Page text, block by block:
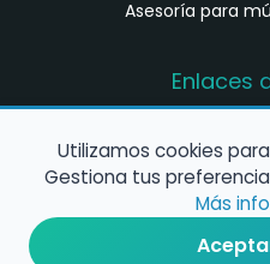
Asesoría para
Enlaces
música
Configura
Utilizamos cookies
Gestiona tus
Más